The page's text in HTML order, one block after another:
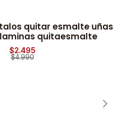
quitar esmalte uñas
quitaesmalte
$2.495
$4.990